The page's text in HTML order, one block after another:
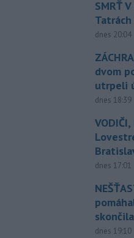
SMRŤ
dnes 20:04
dvom
utrpeli
dnes 18:39
dnes 17:01
dnes 19:10